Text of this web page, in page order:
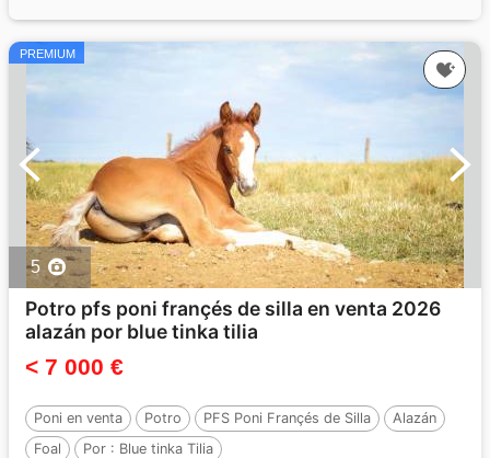
PREMIUM
5
Potro pfs poni françés de silla en venta 2026
alazán por blue tinka tilia
< 7 000 €
Poni en venta Potro PFS Poni Françés de Silla
Alazán
Foal
Por : Blue tinka Tilia